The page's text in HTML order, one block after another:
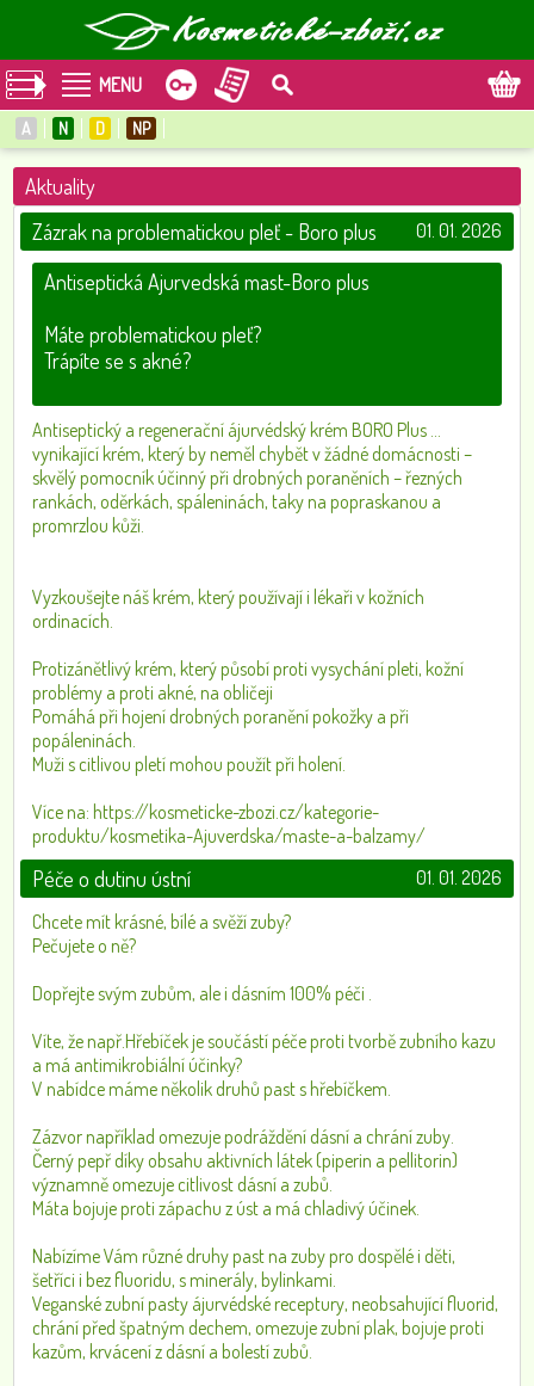
MENU
A N D NP
Aktuality
Zázrak na problematickou pleť - Boro plus
01. 01. 2026
Antiseptická Ajurvedská mast-Boro plus
Máte problematickou pleť?
Trápíte se s akné?
Antiseptický a regenerační ájurvédský krém BORO Plus …
vynikající krém, který by neměl chybět v žádné domácnosti –
skvělý pomocník účinný při drobných poraněních – řezných
rankách, oděrkách, spáleninách, taky na popraskanou a
promrzlou kůži.
Vyzkoušejte náš krém, který používají i lékaři v kožních
ordinacích.
Protizánětlivý krém, který působí proti vysychání pleti, kožní
problémy a proti akné, na obličeji
Pomáhá při hojení drobných poranění pokožky a při
popáleninách.
Muži s citlivou pletí mohou použít při holení.
Více na: https://kosmeticke-zbozi.cz/kategorie-
produktu/kosmetika-Ajuverdska/maste-a-balzamy/
Péče o dutinu ústní
01. 01. 2026
Chcete mít krásné, bílé a svěží zuby?
Pečujete o ně?
Dopřejte svým zubům, ale i dásním 100% péči .
Víte, že např.Hřebíček je součástí péče proti tvorbě zubního kazu
a má antimikrobiální účinky?
V nabídce máme několik druhů past s hřebíčkem.
Zázvor například omezuje podráždění dásní a chrání zuby.
Černý pepř díky obsahu aktivních látek (piperin a pellitorin)
významně omezuje citlivost dásní a zubů.
Máta bojuje proti zápachu z úst a má chladivý účinek.
Nabízíme Vám různé druhy past na zuby pro dospělé i děti,
šetříci i bez fluoridu, s minerály, bylinkami.
Veganské zubní pasty ájurvédské receptury, neobsahující fluorid,
chrání před špatným dechem, omezuje zubní plak, bojuje proti
kazům, krvácení z dásní a bolestí zubů.